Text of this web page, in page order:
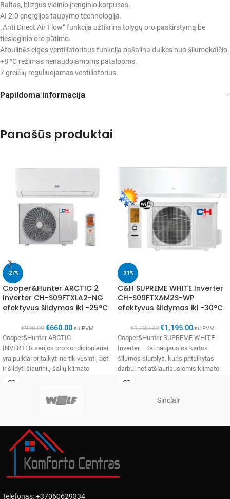
Baltas, blizgus vidinio įrenginio korpusas.
AI 2.0 energijos taupymo technologija.
„Anti Direct Air Flow“ funkcija užtikrina tolygų oro paskirstymą be
tiesioginio oro pūtimo.
Atbulinės eigos ventiliatoriaus funkcija pašalina dulkes nuo šilumokaičio.
+8 °C režimas nenaudojamoms patalpoms.
7 greičių reguliuojamas ventiliatorius.
Papildoma informacija
Panašūs produktai
-27%
Cooper&Hunter ARCTIC 2
Inverter CH-S09FTXLA2-NG
efektyvus šildymas iki -25°C
€900.00 €660.00 su PVM
Cooper&Hunter ARCTIC
INVERTER serijos oro kondicionieriai
yra puikiai pritaikyti ne tik vėsinti, bet
ir šildyti šiaurinių šalių klimato
sąlygomis. Tarptautinė
-31%
C&H SUPREME WHITE Inverter
CH-S09FTXAM2S-WP
efektyvus šildymas iki -30°C
€1,730.30 €1,195.00 su PVM
Cooper&Hunter SUPREME WHITE
Inverter – tai naujausios kartos
šilumos siurblys, kuris pritaikytas
darbui net atšiauriausiomis klimato
sąlygomis. Unikali CH 7-
Sinclair
Telefonas:+37060629334